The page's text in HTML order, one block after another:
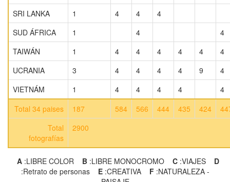
SRI LANKA
1 4 4
4
SUD ÁFRICA
1 4
4
TAIWÁN
1 4 4 4 4 4
4
UCRANIA
3 4 4 4 4 9
4
VIETNÁM
1 4 4 4 4
4
Total 34 paises
187 584 566 444 435 424
Total
fotografías
2900
A :LIBRE COLOR B :LIBRE MONOCROMO C :VIAJES D
:Retrato de personas E:CREATIVA F:NATURALEZA -